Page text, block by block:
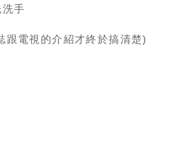
手
跟電視的介紹才終於搞清楚)